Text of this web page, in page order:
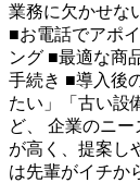
業務に欠かせな
■お電話でアポ
ング ■最適な商
手続き ■導入後
たい」「古い設
ど、 企業のニ
が高く、提案し
は先輩がイチか